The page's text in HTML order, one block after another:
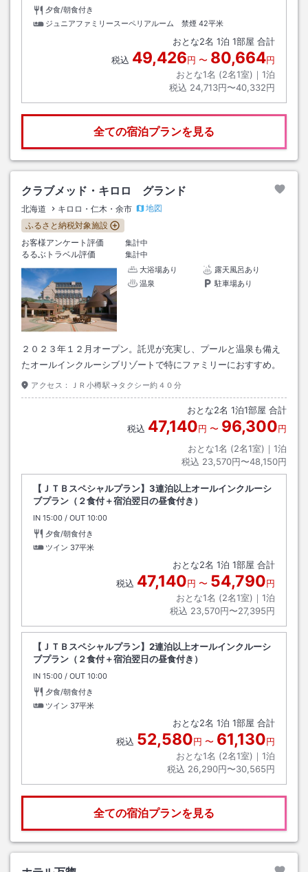
夕食/朝食付き
ジュニアファミリースーペリアルーム 禁煙 42平米
おとな2名 1泊 1部屋 合計
税込 49,426円 〜 80,664円
おとな1名 (2名1室)｜ 1泊
税込 24,713円〜40,332円
全ての宿泊プランを見る
クラブメッド・キロロ グランド
北海道 キロロ・仁木・余市
地図
ふるさと納税対象施設
お客様アンケート評価
集計中
るるぶトラベル評価
集計中
大浴場あり
露天風呂あり
温泉
駐車場あり
２０２３年１２月オープン。託児が充実し、プールと温泉も備え
たオールインクルーシブリゾートで特にファミリーにおすすめ。
アクセス： ＪＲ小樽駅→タクシー約４０分
おとな2名 1泊1部屋 合計
税込 47,140円 〜 96,300円
おとな1名 (2名1室)｜ 1泊
税込 23,570円〜48,150円
【ＪＴＢスペシャルプラン】3連泊以上オールインクルーシ
ブプラン（２食付＋宿泊翌日の昼食付き）
IN チェックイン
15:00 / OUT チェックアウト
10:00
夕食/朝食付き
ツイン 37平米
おとな2名 1泊 1部屋 合計
税込 47,140円 〜 54,790円
おとな1名 (2名1室)｜ 1泊
税込 23,570円〜27,395円
【ＪＴＢスペシャルプラン】2連泊以上オールインクルーシ
ブプラン（２食付＋宿泊翌日の昼食付き）
IN チェックイン
15:00 / OUT チェックアウト
10:00
夕食/朝食付き
ツイン 37平米
おとな2名 1泊 1部屋 合計
税込 52,580円 〜 61,130円
おとな1名 (2名1室)｜ 1泊
税込 26,290円〜30,565円
全ての宿泊プランを見る